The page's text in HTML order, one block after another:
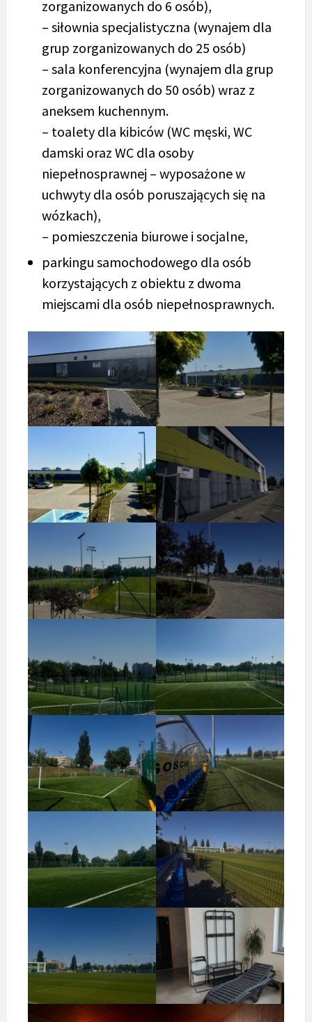
zorganizowanych do 6 osób),
– siłownia specjalistyczna (wynajem dla
grup zorganizowanych do 25 osób)
– sala konferencyjna (wynajem dla grup
zorganizowanych do 50 osób) wraz z
aneksem kuchennym.
– toalety dla kibiców (WC męski, WC
damski oraz WC dla osoby
niepełnosprawnej – wyposażone w
uchwyty dla osób poruszających się na
wózkach),
– pomieszczenia biurowe i socjalne,
parkingu samochodowego dla osób
korzystających z obiektu z dwoma
miejscami dla osób niepełnosprawnych.